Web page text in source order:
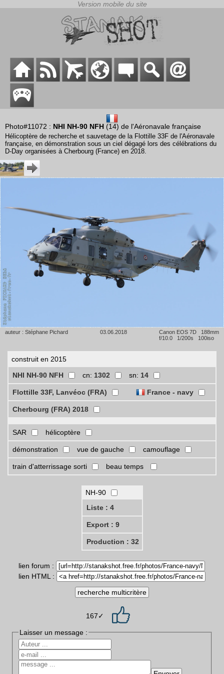
Photo#11072 : NHI NH-90 NFH (14) de l'Aéronavale française
Hélicoptère de recherche et sauvetage de la Flottille 33F de l'Aéronavale
française, en démonstration sous un ciel dégagé lors des célébrations du
D-Day organisées à Cherbourg (France) en 2018.
auteur : Stéphane Pichard 03.06.2018
Canon EOS 7D 188mm
f/10.0 1/200s 100iso
construit en 2015
NHI NH-90 NFH
cn: 1302 sn: 14
Flottille 33F, Lanvéoc (FRA) France - navy
Cherbourg (FRA) 2018
SAR hélicoptère
démonstration vue de gauche camouflage
train d'atterrissage sorti beau temps
NH-90
Liste : 4
Export : 9
Production : 32
lien forum :
lien HTML :
167✓
Laisser un message :